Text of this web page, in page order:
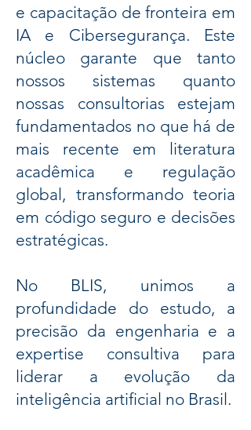
e capacitação de fronteira em
IA e Cibersegurança. Este
núcleo garante que tanto
nossos sistemas quanto
nossas consultorias estejam
fundamentados no que há de
mais recente em literatura
acadêmica e regulação
global, transformando teoria
em código seguro e decisões
estratégicas.
No BLIS, unimos a
profundidade do estudo, a
precisão da engenharia e a
expertise consultiva para
liderar a evolução da
inteligência artificial no Brasil.